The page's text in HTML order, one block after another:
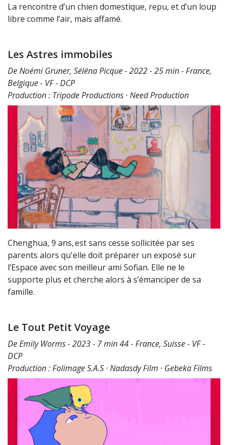
La rencontre d’un chien domestique, repu, et d’un loup
libre comme l’air, mais affamé.
Les Astres immobiles
De Noémi Gruner, Séléna Picque - 2022 - 25 min - France,
Belgique - VF - DCP
Production : Tripode Productions · Need Production
Chenghua, 9 ans, est sans cesse sollicitée par ses
parents alors qu'elle doit préparer un exposé sur
l’Espace avec son meilleur ami Sofian. Elle ne le
supporte plus et cherche alors à s’émanciper de sa
famille.
Le Tout Petit Voyage
De Emily Worms - 2023 - 7 min 44 - France, Suisse - VF -
DCP
Production : Folimage S.A.S · Nadasdy Film · Gebeka Films